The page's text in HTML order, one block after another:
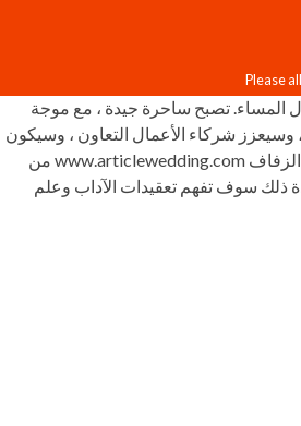
المساء. تصبح ساحرة جيدة ، مع موجة
شركاء الأعمال التعاون ، وسيكون
كل المدعوين سعداء ومرتاحين ، وقد يجد شخص ما روحهم. طورت بوابة الزفاف www.articlewedding.com من
سوف تفهم تعقيدات الآداب وعلم